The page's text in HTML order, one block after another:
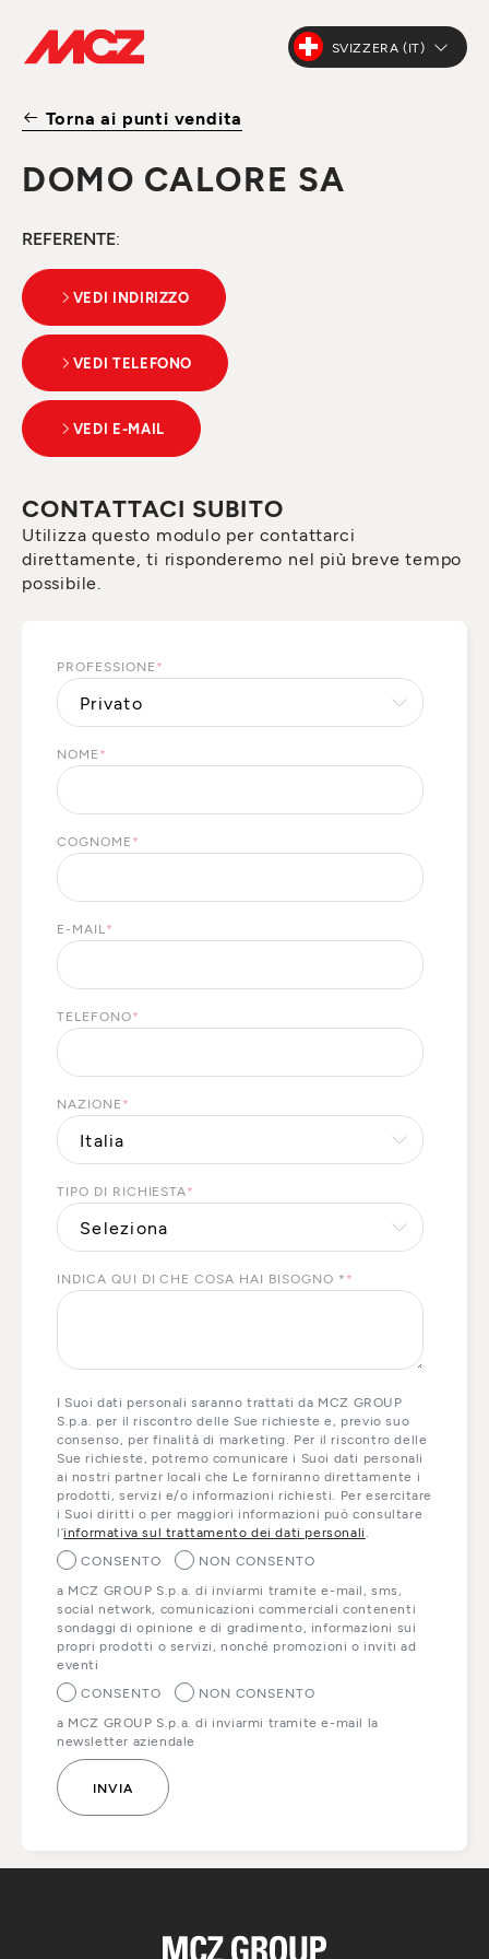
SVIZZERA (IT)
Torna ai punti vendita
DOMO CALORE SA
REFERENTE:
VEDI INDIRIZZO
VEDI TELEFONO
VEDI E-MAIL
CONTATTACI SUBITO
Utilizza questo modulo per contattarci
direttamente, ti risponderemo nel più breve tempo
possibile.
PROFESSIONE *
NOME *
COGNOME *
E-MAIL *
TELEFONO*
NAZIONE *
TIPO DI RICHIESTA*
INDICA QUI DI CHE COSA HAI BISOGNO * *
I Suoi dati personali saranno trattati da MCZ GROUP
S.p.a. per il riscontro delle Sue richieste e, previo suo
consenso, per finalità di marketing. Per il riscontro delle
Sue richieste, potremo comunicare i Suoi dati personali
ai nostri partner locali che Le forniranno direttamente i
prodotti, servizi e/o informazioni richiesti. Per esercitare
i Suoi diritti o per maggiori informazioni può consultare
l’informativa sul trattamento dei dati personali
CONSENTO
NON CONSENTO
a MCZ GROUP S.p.a. di inviarmi tramite e-mail, sms,
social network, comunicazioni commerciali contenenti
sondaggi di opinione e di gradimento, informazioni sui
propri prodotti o servizi, nonché promozioni o inviti ad
eventi
CONSENTO
NON CONSENTO
a MCZ GROUP S.p.a. di inviarmi tramite e-mail la
newsletter aziendale